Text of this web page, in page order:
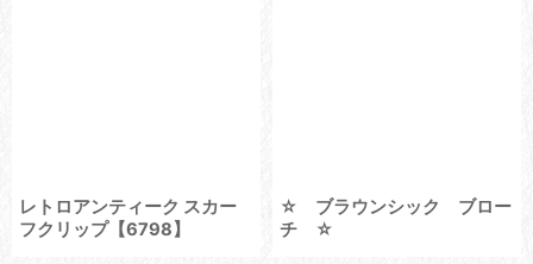
レトロアンティーク スカー
フクリップ【6798】
☆ ブラウンシック ブロー
チ ☆